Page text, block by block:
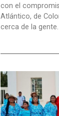
con el
Atlántico, de
cerca de la gente.